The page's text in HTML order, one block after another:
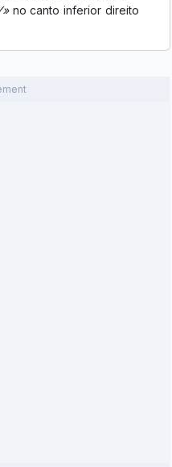
no canto inferior direito